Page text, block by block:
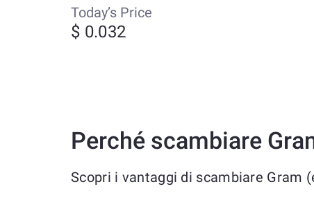
Today’s Price
$ 0.032
Perché scambiare
Scopri i vantaggi di scambiare Gram